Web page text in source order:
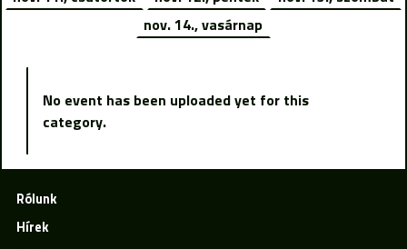
nov. 14., vasárnap
No event has been uploaded yet for this
category.
Rólunk
Hírek